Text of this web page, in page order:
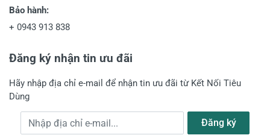
Bảo hành:
+ 0943 913 838
Đăng ký nhận tin ưu đãi
Hãy nhập địa chỉ e-mail để nhận tin ưu đãi từ Kết Nối Tiêu
Dùng
Địa chỉ e-mail Đăng ký